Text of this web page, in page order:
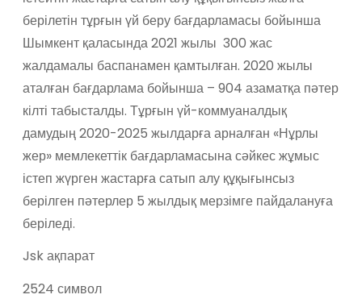
берілетін тұрғын үй беру бағдарламасы бойынша
Шымкент қаласында 2021 жылы 300 жас
жалдамалы баспанамен қамтылған. 2020 жылы
аталған бағдарлама бойынша – 904 азаматқа пәтер
кілті табысталды. Тұрғын үй-коммуаналдық
дамудың 2020-2025 жылдарға арналған «Нұрлы
жер» мемлекеттік бағдарламасына сәйкес жұмыс
істеп жүрген жастарға сатып алу құқығынсыз
берілген пәтерлер 5 жылдық мерзімге пайдалануға
беріледі.
Jsk ақпарат
2524 символ